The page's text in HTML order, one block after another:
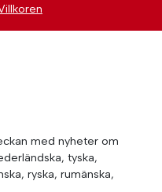
med nyheter om
tyska,
ryska, rumänska,